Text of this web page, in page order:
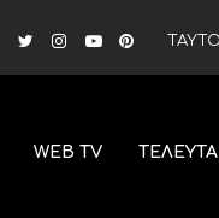
WEB TV